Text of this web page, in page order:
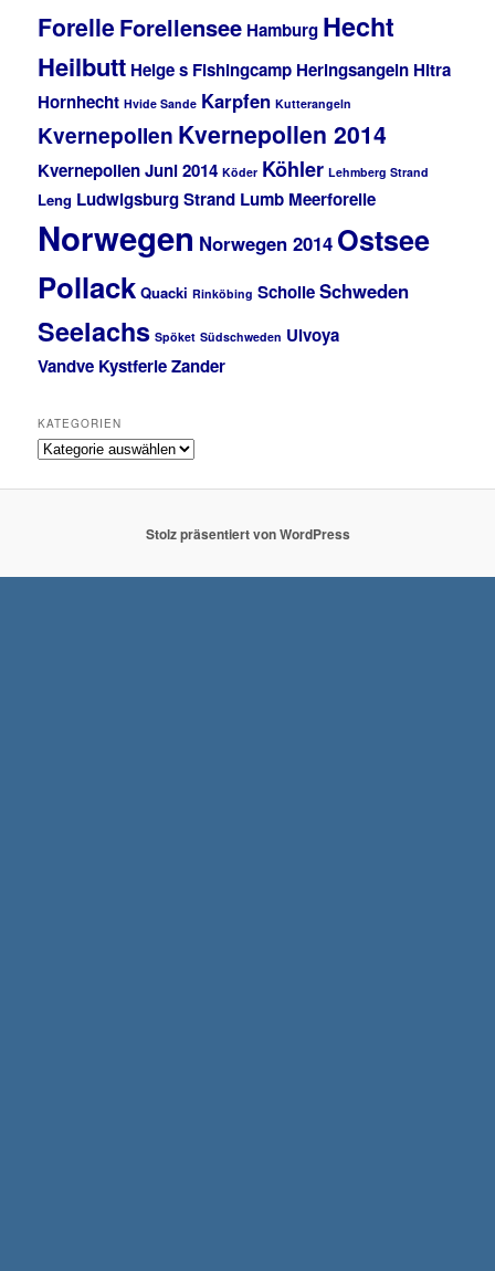
ForelleForellensee Hamburg Hecht
Heilbutt Helge s Fishingcamp Heringsangeln Hitra
Hornhecht Hvide Sande Karpfen Kutterangeln
Kvernepollen Kvernepollen 2014
Kvernepollen Juni 2014 Köder Köhler Lehmberg Strand
Leng Ludwigsburg Strand Lumb Meerforelle
Norwegen Norwegen 2014 Ostsee
Pollack Quacki Rinköbing ScholleSchweden
Seelachs Spöket Südschweden Ulvoya
Vandve KystferieZander
KATEGORIEN
K
t
r
Stolz präsentiert von WordPress